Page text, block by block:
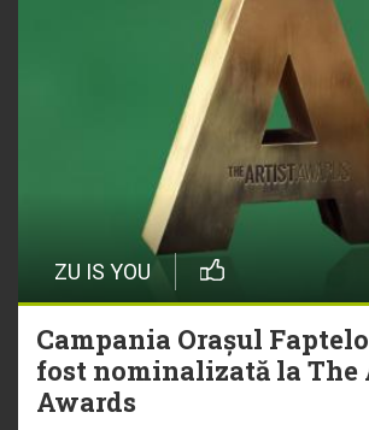
ZU IS YOU
Campania Orașul
fost nominalizată la
Awards